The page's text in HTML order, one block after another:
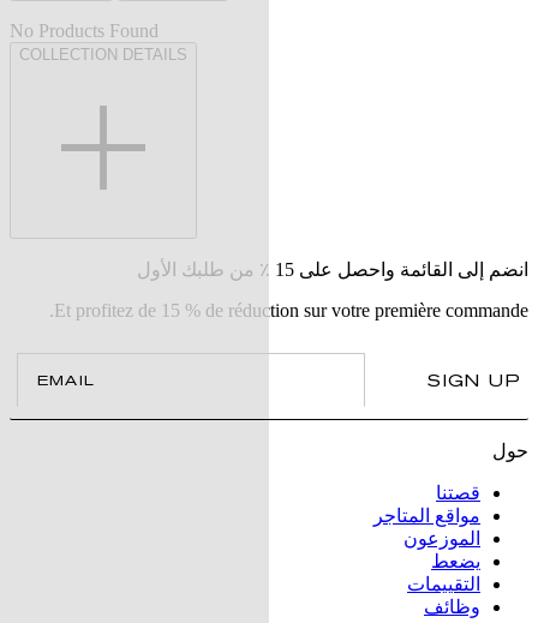
No Products Found
COLLECTION DETAILS
انضم إلى القائمة واحصل على 15 ٪ من طلبك الأول
Et profitez de 15 % de réduction sur votre première commande.
SIGN UP
حول
قصتنا
مواقع المتاجر
الموزعون
يضعط
التقييمات
وظائف